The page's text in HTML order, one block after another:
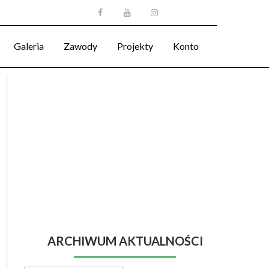
Galeria Zawody Projekty Konto
ARCHIWUM AKTUALNOŚCI